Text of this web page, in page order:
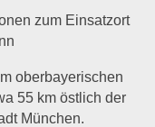
zum Einsatzort
oberbayerischen
55 km östlich der
München.